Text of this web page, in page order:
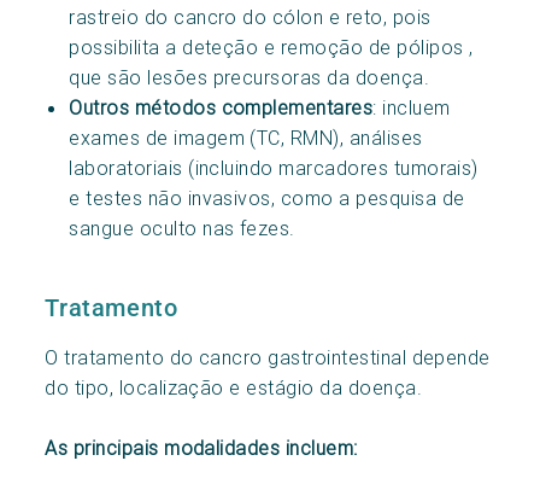
rastreio do cancro do cólon e reto, pois
possibilita a deteção e remoção de pólipos ,
que são lesões precursoras da doença.
Outros métodos complementares: incluem
exames de imagem (TC, RMN), análises
laboratoriais (incluindo marcadores tumorais)
e testes não invasivos, como a pesquisa de
sangue oculto nas fezes.
Tratamento
O tratamento do cancro gastrointestinal depende
do tipo, localização e estágio da doença.
As principais modalidades incluem: